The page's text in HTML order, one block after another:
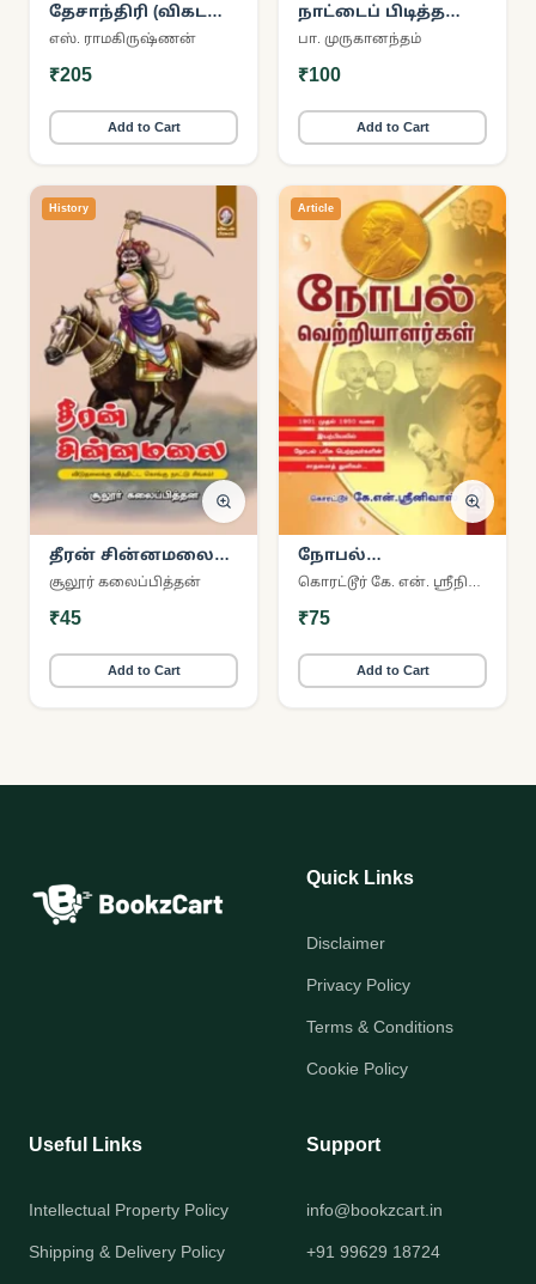
தேசாந்திரி (விகடன்
பிரசுரம்)
எஸ். ராமகிருஷ்ணன்
₹205
Add to Cart
நாட்டைப் பிடித்த
நாடோடி
பா. முருகானந்தம்
₹100
Add to Cart
History
தீரன் சின்னமலை
(விகடன் பிரசுரம்)
சூலூர் கலைப்பித்தன்
₹45
Add to Cart
Article
நோபல்
வெற்றியாளர்கள்
₹75
Add to Cart
Quick Links
Disclaimer
Privacy Policy
Terms & Conditions
Cookie Policy
Useful Links
Intellectual Property Policy
Shipping & Delivery Policy
Support
info@bookzcart.in
+91 99629 18724